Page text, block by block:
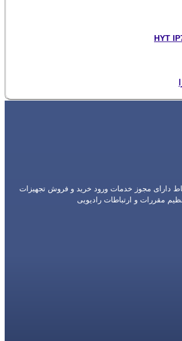
دارای مجوز خدمات ورود خرید و فروش تجهیزات
مقررات و ارتباطات رادیویی